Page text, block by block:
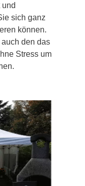
sich ganz
können.
den das
Stress um